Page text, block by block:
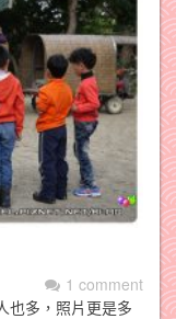
1 comment
也多，照片更是多